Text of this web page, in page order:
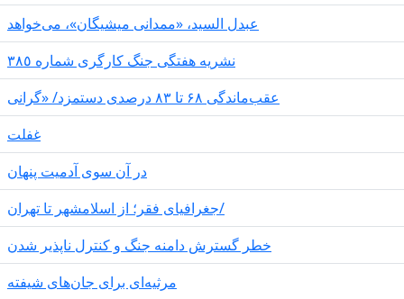
عبدل السید، «ممدانی میشیگان»، می‌خواهد
نشریە هفتگی جنگ کارگری شمارە ٣٨٥
عقب‌ماندگی ۶۸ تا ۸۳ درصدی دستمزد/ «گرانی
غفلت
در آن سوی آدمیت پنهان
جغرافیای فقر؛ از اسلامشهر تا تهران/
خطر گسترش دامنه جنگ و کنترل ناپذیر شدن
مرثیه‌ای برای جان‌های شیفته